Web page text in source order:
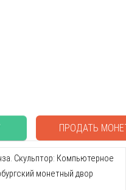
ПРОДАТЬ
Скульптор: Компьютерное
монетный двор